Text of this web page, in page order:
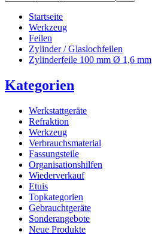
Startseite
Werkzeug
Feilen
Zylinder / Glaslochfeilen
Zylinderfeile 100 mm Ø 1,6 mm
Kategorien
Werkstattgeräte
Refraktion
Werkzeug
Verbrauchsmaterial
Fassungsteile
Organisationshilfen
Wiederverkauf
Etuis
Topkategorien
Gebrauchtgeräte
Sonderangebote
Neue Produkte